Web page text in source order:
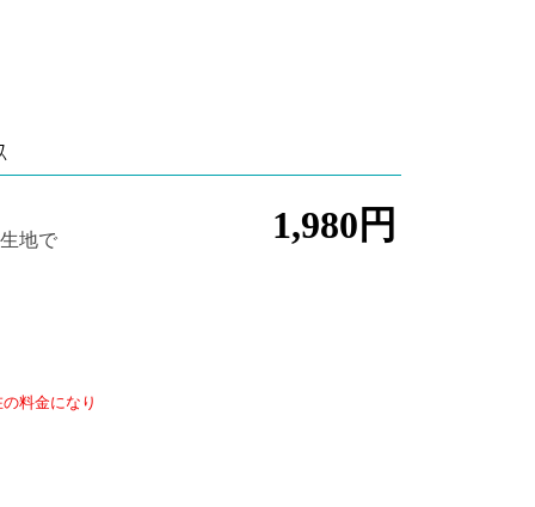
地で
料金になり
1,980円